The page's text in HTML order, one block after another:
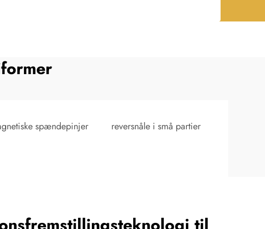
spændepinjer
reversnåle i små partier